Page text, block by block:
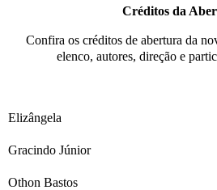
Créditos da
Confira os créditos de abertura da
elenco, autores, direção e
Elizângela
Gracindo Júnior
Othon Bastos